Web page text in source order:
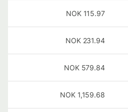
115.97
NOK
231.94
NOK
579.84
NOK
1,159.68
NOK